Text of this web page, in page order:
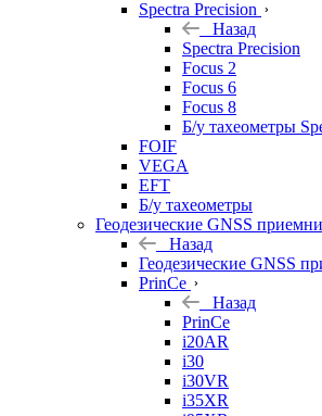
Spectra Precision
Назад
Spectra Precision
Focus 2
Focus 6
Focus 8
Б/у тахеометры
FOIF
VEGA
EFT
Б/у тахеометры
Геодезические GNSS
Назад
Геодезические GNSS
PrinCe
Назад
PrinCe
i20AR
i30
i30VR
i35XR